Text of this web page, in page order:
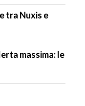
tra Nuxis e
massima: le